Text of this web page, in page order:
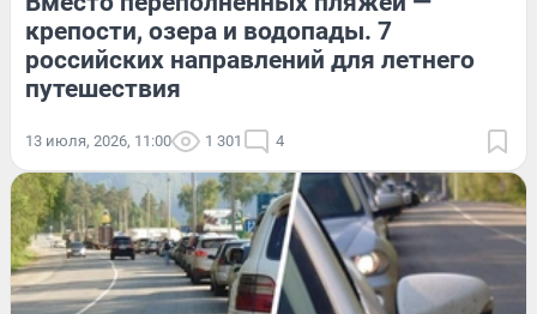
крепости, озера и водопады. 7
российских направлений для летнего
путешествия
13 июля, 2026, 11:00 1 301 4